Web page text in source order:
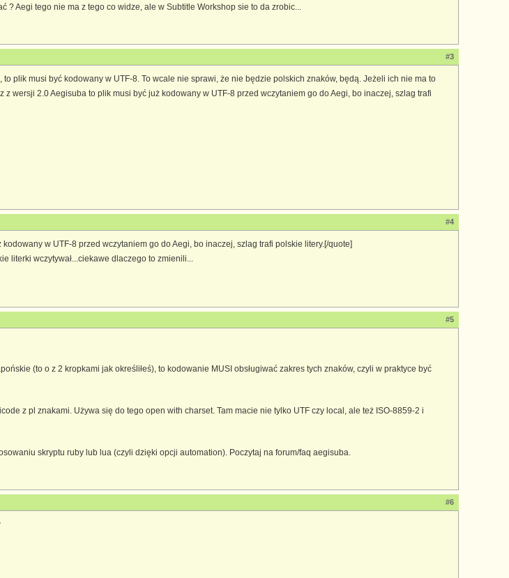
? Aegi tego nie ma z tego co widze, ale w Subtitle Workshop sie to da zrobic...
#3
plik musi być kodowany w UTF-8. To wcale nie sprawi, że nie będzie polskich znaków, będą. Jeżeli ich nie ma to
z wersji 2.0 Aegisuba to plik musi być już kodowany w UTF-8 przed wczytaniem go do Aegi, bo inaczej, szlag trafi
#4
w UTF-8 przed wczytaniem go do Aegi, bo inaczej, szlag trafi polskie litery.[/quote]
literki wczytywał...ciekawe dlaczego to zmienili...
#5
(to o z 2 kropkami jak określiłeś), to kodowanie MUSI obsługiwać zakres tych znaków, czyli w praktyce być
z pl znakami. Używa się do tego open with charset. Tam macie nie tylko UTF czy local, ale też ISO-8859-2 i
skryptu ruby lub lua (czyli dzięki opcji automation). Poczytaj na forum/faq aegisuba.
#6